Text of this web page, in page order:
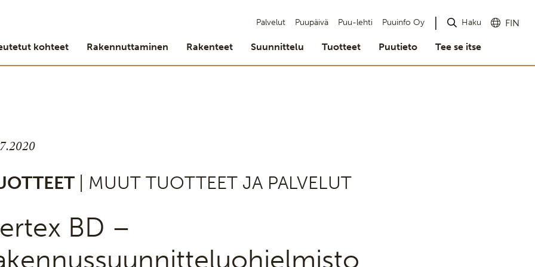
Palvelut Puupäivä Puu-lehti Puuinfo Oy Haku FIN
kohteet Rakennuttaminen Rakenteet Suunnittelu Tuotteet Puutieto Tee se itse
| MUUT TUOTTEET JA PALVELUT
BD –